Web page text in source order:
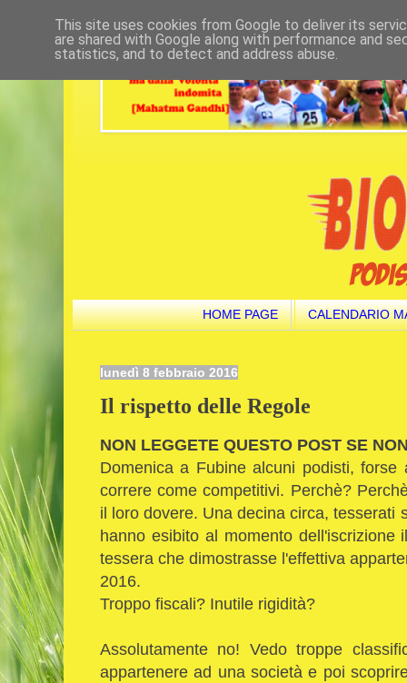
HOME PAGE CALENDARIO
lunedì 8 febbraio 2016
Il rispetto delle Regole
NON LEGGETE QUESTO POST SE
Domenica a Fubine alcuni podisti,
correre come competitivi. Perchè?
il loro dovere. Una decina circa, tesserati
hanno esibito al momento
tessera che dimostrasse l'effettiva
2016.
Troppo fiscali? Inutile rigidità?
Assolutamente no! Vedo troppe
appartenere ad una società e poi
This site uses cookies from Google to deliver its
are shared with Google along with performance and
statistics, and to detect and address abuse.